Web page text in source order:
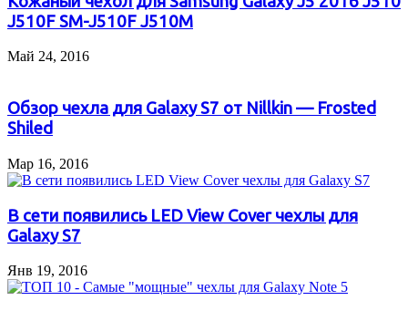
J510F SM-J510F J510M
Май 24, 2016
Обзор чехла для Galaxy S7 от Nillkin — Frosted
Shiled
Мар 16, 2016
В сети появились LED View Cover чехлы для
Galaxy S7
Янв 19, 2016